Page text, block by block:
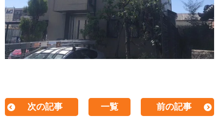
次の記事 一覧 前の記事